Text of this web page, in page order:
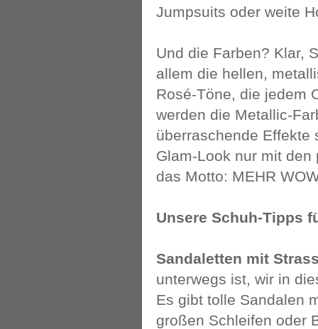
Jumpsuits oder weite
Und die Farben? Klar,
allem die hellen,
Rosé-Töne, die jedem
werden die Metallic-
überraschende Effekte
Glam-Look nur mit
das Motto: MEHR
Unsere Schuh-Tipps
Sandaletten mit
unterwegs ist, wir in
Es gibt tolle Sandalen
großen Schleifen oder